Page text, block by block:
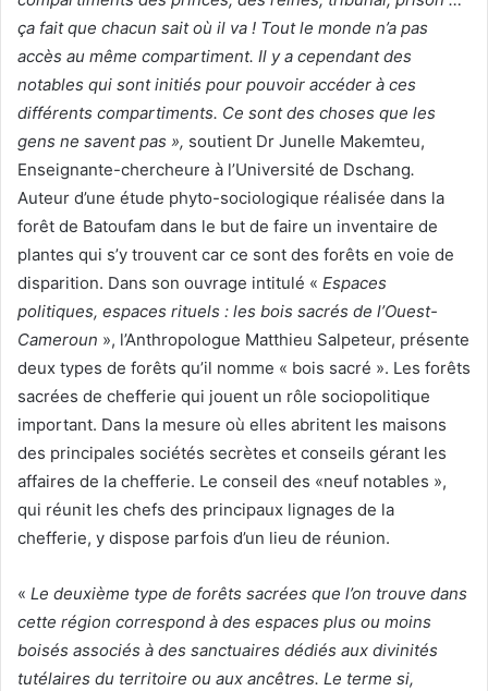
ça fait que chacun sait où il va ! Tout le monde n’a pas
accès au même compartiment. Il y a cependant des
notables qui sont initiés pour pouvoir accéder à ces
différents compartiments. Ce sont des choses que les
gens ne savent pas », soutient Dr Junelle Makemteu,
Enseignante-chercheure à l’Université de Dschang.
Auteur d’une étude phyto-sociologique réalisée dans la
forêt de Batoufam dans le but de faire un inventaire de
plantes qui s’y trouvent car ce sont des forêts en voie de
disparition. Dans son ouvrage intitulé « Espaces
politiques, espaces rituels : les bois sacrés de l’Ouest-
Cameroun », l’Anthropologue Matthieu Salpeteur, présente
deux types de forêts qu’il nomme « bois sacré ». Les forêts
sacrées de chefferie qui jouent un rôle sociopolitique
important. Dans la mesure où elles abritent les maisons
des principales sociétés secrètes et conseils gérant les
affaires de la chefferie. Le conseil des «neuf notables »,
qui réunit les chefs des principaux lignages de la
chefferie, y dispose parfois d’un lieu de réunion.
« Le deuxième type de forêts sacrées que l’on trouve dans
cette région correspond à des espaces plus ou moins
boisés associés à des sanctuaires dédiés aux divinités
tutélaires du territoire ou aux ancêtres. Le terme si,